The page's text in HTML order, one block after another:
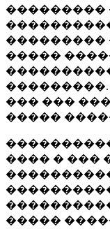
���������
���������
�����
��� ���
�����
���� � ���
�����